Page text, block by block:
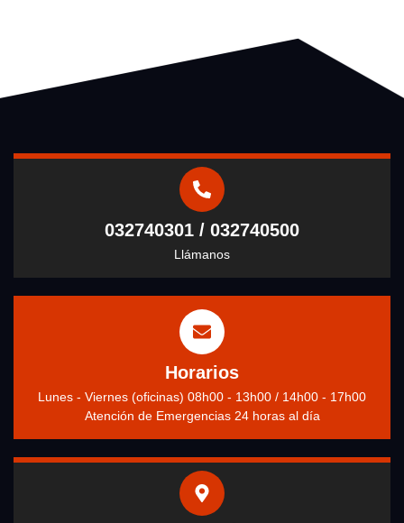
032740301 / 032740500
Llámanos
Horarios
Lunes - Viernes (oficinas) 08h00 - 13h00 / 14h00 - 17h00
Atención de Emergencias 24 horas al día